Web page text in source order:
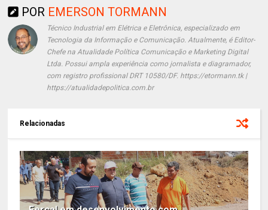
POR EMERSON TORMANN
Técnico Industrial em Elétrica e Eletrônica, especializado em
Tecnologia da Informação e Comunicação. Atualmente, é Editor-
Chefe na Atualidade Política Comunicação e Marketing Digital
Ltda. Possui ampla experiência como jornalista e diagramador,
com registro profissional DRT 10580/DF. https://etormann.tk |
https://atualidadepolitica.com.br
Relacionadas